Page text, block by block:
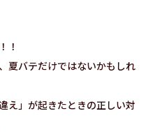
！
夏バテだけではないかもしれ
え」が起きたときの正しい対